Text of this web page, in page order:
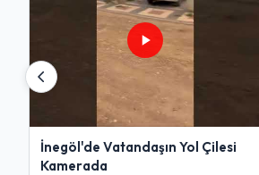
İnegöl'de Vatandaşın Yol Çilesi
Kamerada